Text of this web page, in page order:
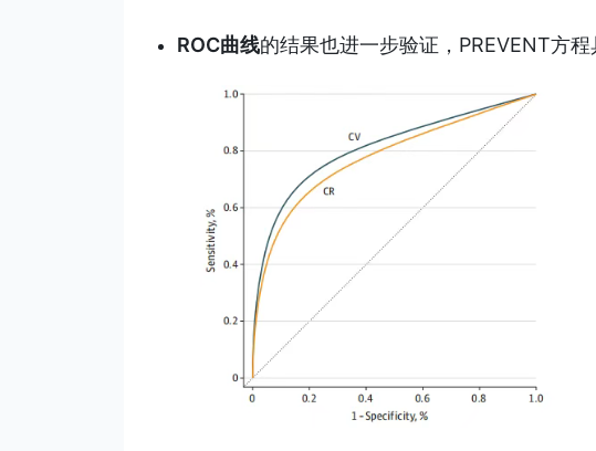
ROC曲线的结果也进一步验证，PREVENT方程